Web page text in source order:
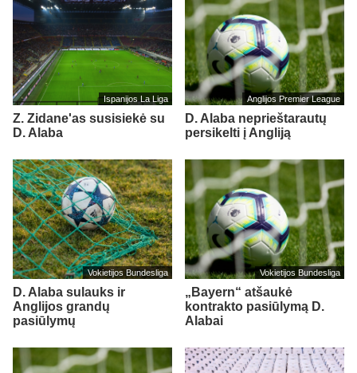
Ispanijos La Liga
Z. Zidane'as susisiekė su
D. Alaba
Anglijos Premier League
D. Alaba neprieštarautų
persikelti į Angliją
Vokietijos Bundesliga
D. Alaba sulauks ir
Anglijos grandų
pasiūlymų
Vokietijos Bundesliga
„Bayern“ atšaukė
kontrakto pasiūlymą D.
Alabai